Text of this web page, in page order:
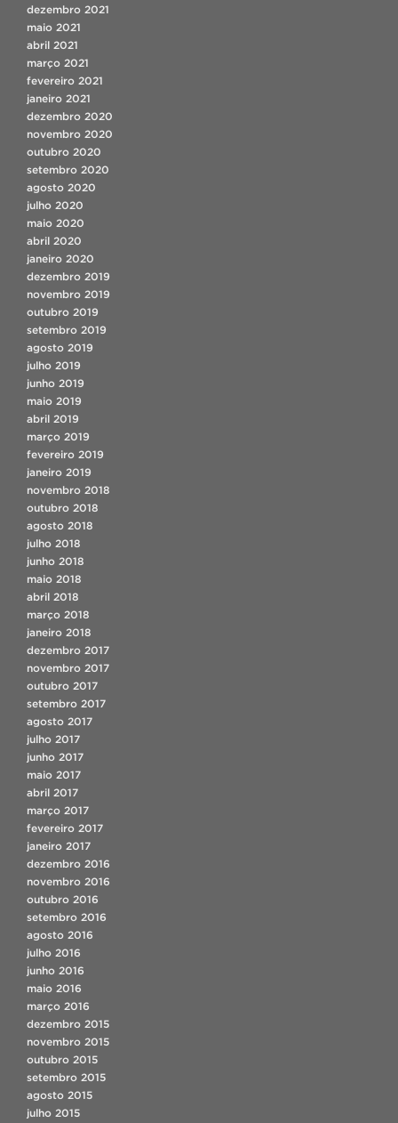
dezembro 2021
maio 2021
abril 2021
março 2021
fevereiro 2021
janeiro 2021
dezembro 2020
novembro 2020
outubro 2020
setembro 2020
agosto 2020
julho 2020
maio 2020
abril 2020
janeiro 2020
dezembro 2019
novembro 2019
outubro 2019
setembro 2019
agosto 2019
julho 2019
junho 2019
maio 2019
abril 2019
março 2019
fevereiro 2019
janeiro 2019
novembro 2018
outubro 2018
agosto 2018
julho 2018
junho 2018
maio 2018
abril 2018
março 2018
janeiro 2018
dezembro 2017
novembro 2017
outubro 2017
setembro 2017
agosto 2017
julho 2017
junho 2017
maio 2017
abril 2017
março 2017
fevereiro 2017
janeiro 2017
dezembro 2016
novembro 2016
outubro 2016
setembro 2016
agosto 2016
julho 2016
junho 2016
maio 2016
março 2016
dezembro 2015
novembro 2015
outubro 2015
setembro 2015
agosto 2015
julho 2015